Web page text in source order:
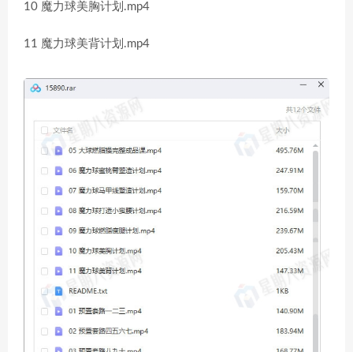
10 魔力球美胸计划.mp4
11 魔力球美背计划.mp4